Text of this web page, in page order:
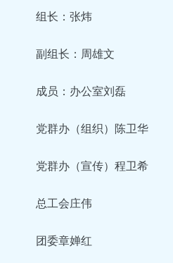
组长：张炜
副组长：周雄文
成员：办公室刘磊
党群办（组织）陈卫华
党群办（宣传）程卫希
总工会庄伟
团委章婵红